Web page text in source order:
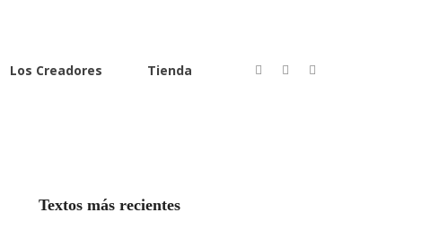
Los Creadores Tienda
Textos más recientes